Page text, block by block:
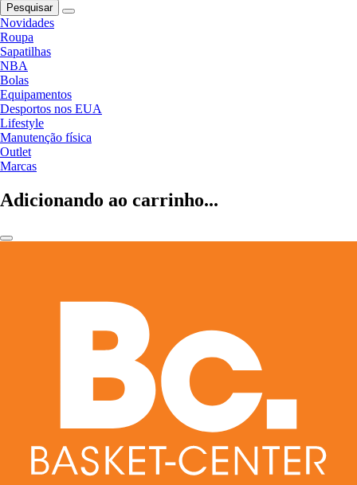
Pesquisar
Novidades
Roupa
Sapatilhas
NBA
Bolas
Equipamentos
Desportos nos EUA
Lifestyle
Manutenção física
Outlet
Marcas
Adicionando ao carrinho...